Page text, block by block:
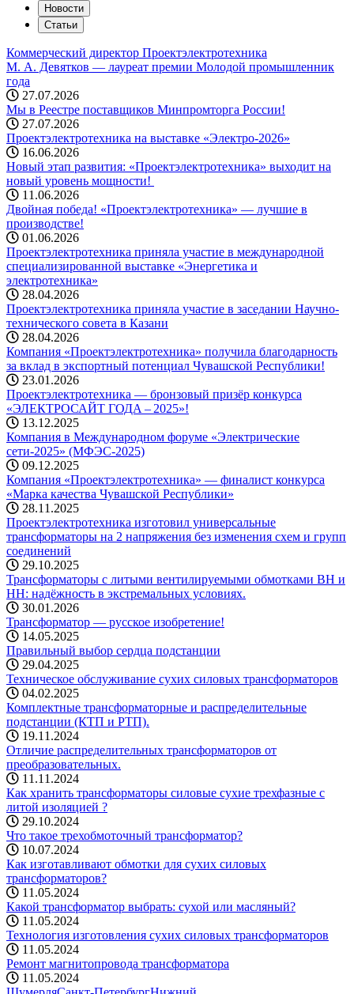
Новости
Статьи
Коммерческий директор Проектэлектротехника
М. А. Девятков — лауреат премии Молодой промышленник
года
27.07.2026
Мы в Реестре поставщиков Минпромторга России!
27.07.2026
Проектэлектротехника на выставке «Электро-2026»
16.06.2026
Новый этап развития: «Проектэлектротехника» выходит на
новый уровень мощности! ️
11.06.2026
Двойная победа! «Проектэлектротехника» — лучшие в
производстве!
01.06.2026
Проектэлектротехника приняла участие в международной
специализированной выставке «Энергетика и
электротехника»
28.04.2026
Проектэлектротехника приняла участие в заседании Научно-
технического совета в Казани
28.04.2026
Компания «Проектэлектротехника» получила благодарность
за вклад в экспортный потенциал Чувашской Республики!
23.01.2026
Проектэлектротехника — бронзовый призёр конкурса
«ЭЛЕКТРОСАЙТ ГОДА – 2025»!
13.12.2025
Компания в Международном форуме «Электрические
сети-2025» (МФЭС-2025)
09.12.2025
Компания «Проектэлектротехника» — финалист конкурса
«Марка качества Чувашской Республики»
28.11.2025
Проектэлектротехника изготовил универсальные
трансформаторы на 2 напряжения без изменения схем и групп
соединений
29.10.2025
Трансформаторы с литыми вентилируемыми обмотками ВН и
НН: надёжность в экстремальных условиях.
30.01.2026
Трансформатор — русское изобретение!
14.05.2025
Правильный выбор сердца подстанции
29.04.2025
Техническое обслуживание сухих силовых трансформаторов
04.02.2025
Комплектные трансформаторные и распределительные
подстанции (КТП и РТП).
19.11.2024
Отличие распределительных трансформаторов от
преобразовательных.
11.11.2024
Как хранить трансформаторы силовые сухие трехфазные с
литой изоляцией ?
29.10.2024
Что такое трехобмоточный трансформатор?
10.07.2024
Как изготавливают обмотки для сухих силовых
трансформаторов?
11.05.2024
Какой трансформатор выбрать: cухой или масляный?
11.05.2024
Технология изготовления сухих силовых трансформаторов
11.05.2024
Ремонт магнитопровода трансформатора
11.05.2024